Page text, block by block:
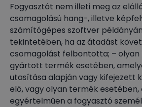
Fogyasztót nem illeti meg az
csomagolású hang-, illetve
számítógépes szoftver
tekintetében, ha az átadást
csomagolást felbontotta; – olyan
gyártott termék esetében,
utasítása alapján vagy kifejezett
elő, vagy olyan termék
egyértelműen a fogyasztó